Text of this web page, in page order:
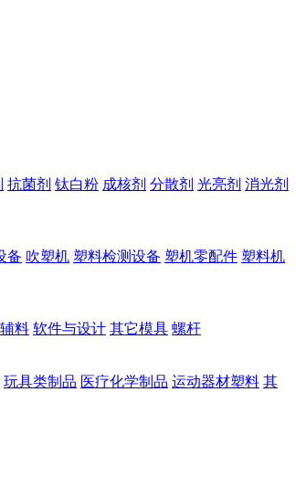
抗菌剂 钛白粉 成核剂 分散剂 光亮剂 消光剂
备 吹塑机 塑料检测设备 塑机零配件 塑料机
料 软件与设计 其它模具 螺杆
玩具类制品 医疗化学制品 运动器材塑料 其